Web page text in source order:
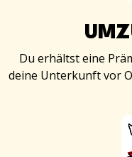
Du erhältst eine
deine Unterkunft vor